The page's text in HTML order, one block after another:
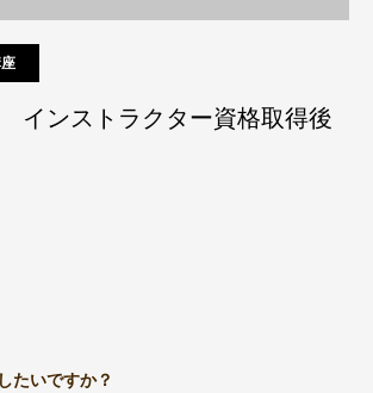
インストラクター資格取得後
たいですか？